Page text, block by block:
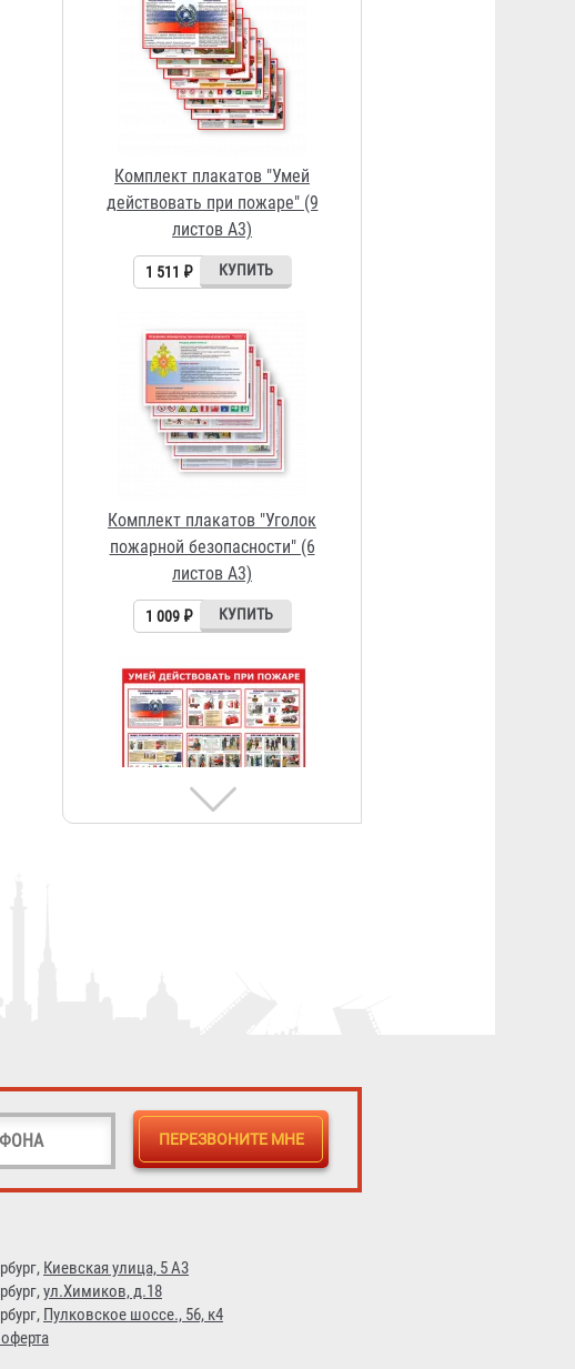
Комплект плакатов "Уголок
пожарной безопасности" (6
листов А3)
1 009 ₽
Стенд "Умей действовать при
пожаре"
Киевская улица, 5 А3
ул.Химиков, д.18
Пулковское шоссе., 56, к4